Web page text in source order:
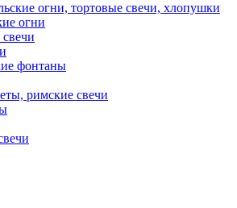
огни, тортовые свечи, хлопушки
огни
фонтаны
римские свечи